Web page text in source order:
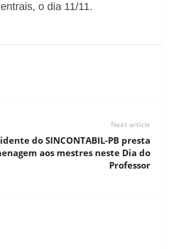
o dia 11/11.
Next article
do SINCONTABIL-PB presta
aos mestres neste Dia do
Professor